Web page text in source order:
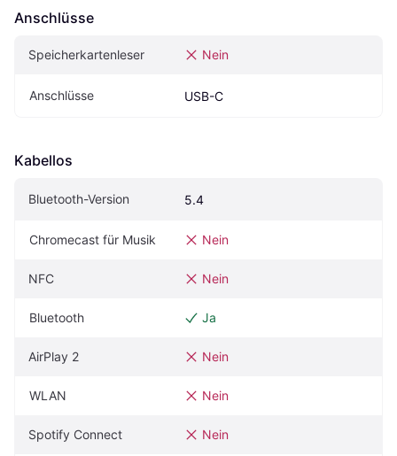
Anschlüsse
Speicherkartenleser Nein
Anschlüsse USB-C
Kabellos
Bluetooth-Version 5.4
Chromecast für Musik Nein
NFC Nein
Bluetooth Ja
AirPlay 2 Nein
WLAN Nein
Spotify Connect Nein